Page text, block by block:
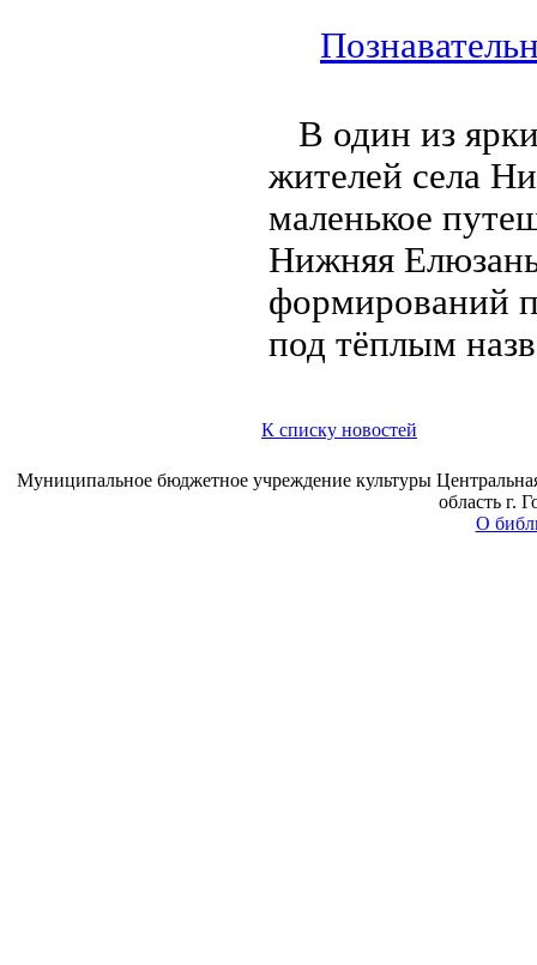
В один из
жителей села
маленькое
Нижняя
формирований
под тёплым
К списку новостей
Муниципальное бюджетное учреждение культуры
область г.
О